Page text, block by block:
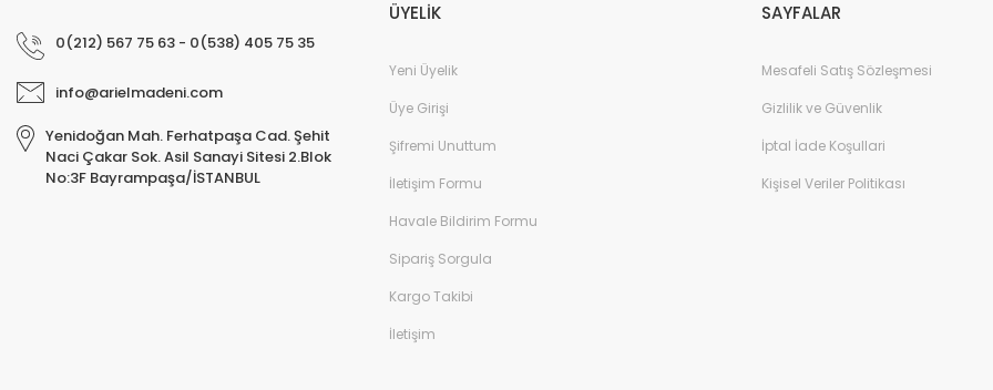
0(212) 567 75 63 - 0(538) 405 75 35
info@arielmadeni.com
Yenidoğan Mah. Ferhatpaşa Cad. Şehit
Naci Çakar Sok. Asil Sanayi Sitesi 2.Blok
No:3F Bayrampaşa/İSTANBUL
ÜYELİK
Yeni Üyelik
Üye Girişi
Şifremi Unuttum
İletişim Formu
Havale Bildirim Formu
Sipariş Sorgula
Kargo Takibi
İletişim
SAYFALAR
Mesafeli Satış Sözleşmesi
Gizlilik ve Güvenlik
İptal İade Koşullari
Kişisel Veriler Politikası